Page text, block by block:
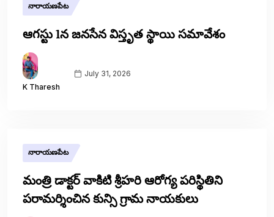
నారాయణపేట
ఆగస్టు 1న జనసేన విస్తృత స్థాయి సమావేశం
K Tharesh
July 31, 2026
నారాయణపేట
మంత్రి డాక్టర్ వాకిటి శ్రీహరి ఆరోగ్య పరిస్థితిని
పరామర్శించిన కున్సి గ్రామ నాయకులు